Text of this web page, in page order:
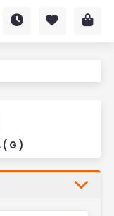
( G )